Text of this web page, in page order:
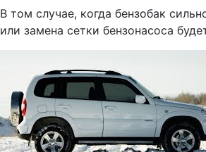
В том случае, когда бензобак
или замена сетки бензонасоса